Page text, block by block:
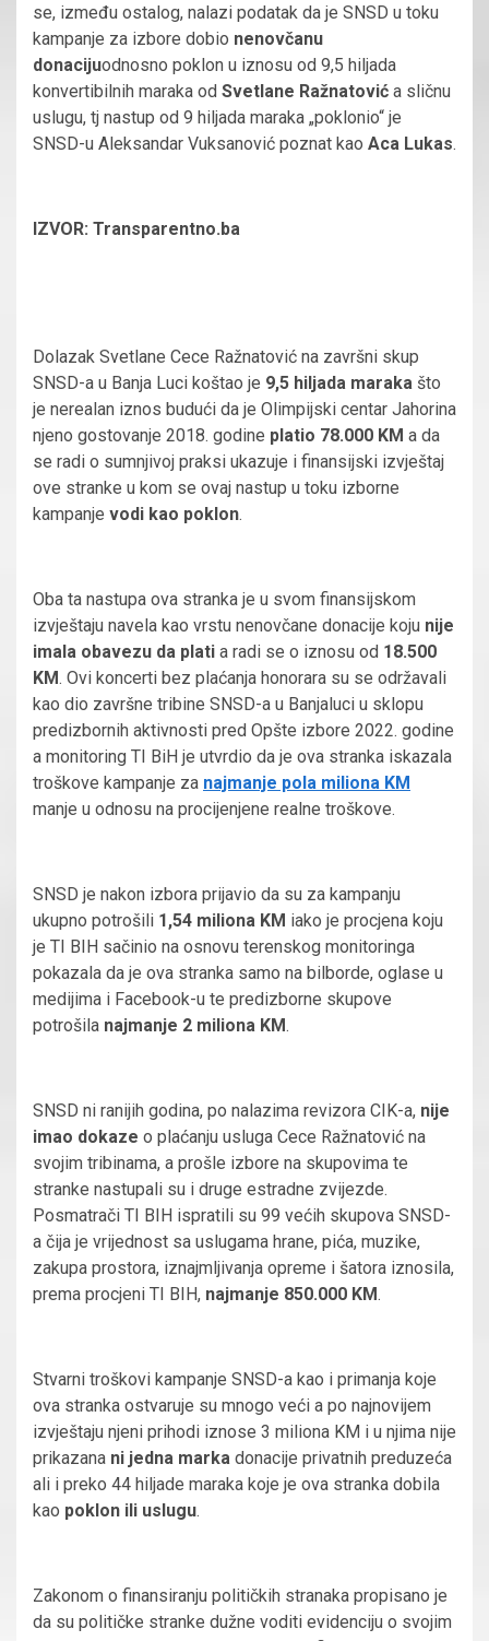
se, između ostalog, nalazi podatak da je SNSD u toku
kampanje za izbore dobio nenovčanu
donacijuodnosno poklon u iznosu od 9,5 hiljada
konvertibilnih maraka od Svetlane Ražnatović a sličnu
uslugu, tj nastup od 9 hiljada maraka „poklonio“ je
SNSD-u Aleksandar Vuksanović poznat kao Aca Lukas.
IZVOR: Transparentno.ba
Dolazak Svetlane Cece Ražnatović na završni skup
SNSD-a u Banja Luci koštao je 9,5 hiljada maraka što
je nerealan iznos budući da je Olimpijski centar Jahorina
njeno gostovanje 2018. godine platio 78.000 KM a da
se radi o sumnjivoj praksi ukazuje i finansijski izvještaj
ove stranke u kom se ovaj nastup u toku izborne
kampanje vodi kao poklon.
Oba ta nastupa ova stranka je u svom finansijskom
izvještaju navela kao vrstu nenovčane donacije koju nije
imala obavezu da plati a radi se o iznosu od 18.500
KM. Ovi koncerti bez plaćanja honorara su se održavali
kao dio završne tribine SNSD-a u Banjaluci u sklopu
predizbornih aktivnosti pred Opšte izbore 2022. godine
a monitoring TI BiH je utvrdio da je ova stranka iskazala
troškove kampanje za najmanje pola miliona KM
manje u odnosu na procijenjene realne troškove.
SNSD je nakon izbora prijavio da su za kampanju
ukupno potrošili 1,54 miliona KM iako je procjena koju
je TI BIH sačinio na osnovu terenskog monitoringa
pokazala da je ova stranka samo na bilborde, oglase u
medijima i Facebook-u te predizborne skupove
potrošila najmanje 2 miliona KM.
SNSD ni ranijih godina, po nalazima revizora CIK-a, nije
imao dokaze o plaćanju usluga Cece Ražnatović na
svojim tribinama, a prošle izbore na skupovima te
stranke nastupali su i druge estradne zvijezde.
Posmatrači TI BIH ispratili su 99 većih skupova SNSD-
a čija je vrijednost sa uslugama hrane, pića, muzike,
zakupa prostora, iznajmljivanja opreme i šatora iznosila,
prema procjeni TI BIH, najmanje 850.000 KM.
Stvarni troškovi kampanje SNSD-a kao i primanja koje
ova stranka ostvaruje su mnogo veći a po najnovijem
izvještaju njeni prihodi iznose 3 miliona KM i u njima nije
prikazana ni jedna marka donacije privatnih preduzeća
ali i preko 44 hiljade maraka koje je ova stranka dobila
kao poklon ili uslugu.
Zakonom o finansiranju političkih stranaka propisano je
da su političke stranke dužne voditi evidenciju o svojim